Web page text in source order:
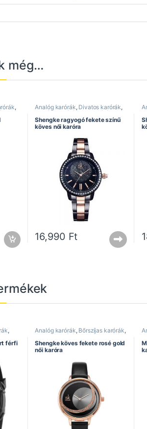
még…
,
óra
Analóg karórák, Divatos karórák,
Elegáns karórák
Női karórák
Shengke óra
Shengke ragyogó fekete színű
köves női karóra
16,990 Ft
,
férfi
Analóg karórák, Bőrszíjas karórák,
Divatos karórák
Elegáns karórák
Női karórák,Shengke óra
Shengke köves fekete rosé gold
női karóra